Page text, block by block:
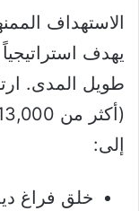
الاستهداف
يهدف
طويل المدى.
إلى:
خلق فراغ